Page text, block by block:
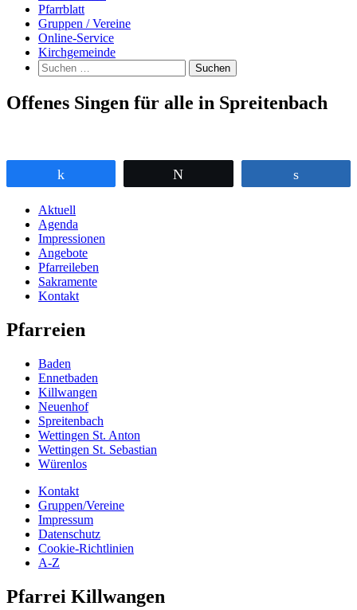
Pfarrblatt
Gruppen / Vereine
Online-Service
Kirchgemeinde
Suchen
nach:
Offenes Singen für alle in Spreitenbach
Aktuell
Agenda
Impressionen
Angebote
Pfarreileben
Sakramente
Kontakt
Pfarreien
Baden
Ennetbaden
Killwangen
Neuenhof
Spreitenbach
Wettingen St. Anton
Wettingen St. Sebastian
Würenlos
Kontakt
Gruppen/Vereine
Impressum
Datenschutz
Cookie-Richtlinien
A-Z
Pfarrei Killwangen